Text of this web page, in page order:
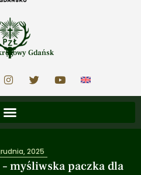
Gdańsk
myśliwska paczka dla
2025